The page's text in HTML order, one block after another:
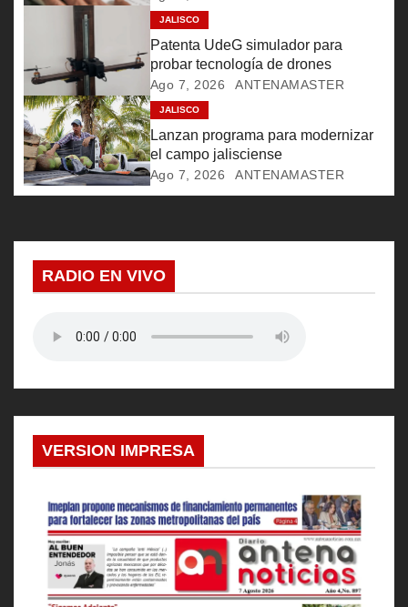
e
n
t
r
d
a
JALISCO
Patenta UdeG simulador para
probar tecnología de drones
Ago 7, 2026 ANTENAMASTER
JALISCO
Lanzan programa para modernizar
el campo jalisciense
Ago 7, 2026 ANTENAMASTER
RADIO EN VIVO
VERSION IMPRESA